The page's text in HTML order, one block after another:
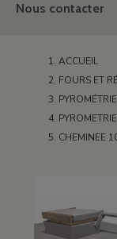
Nous contacter
ACCUEIL
FOURS ET
CHEMINEE